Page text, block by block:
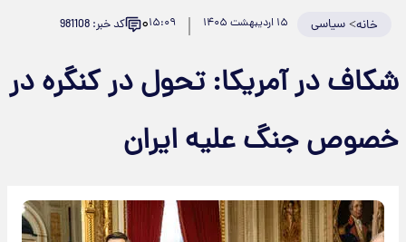
خانه>سیاسی ۱۵:۰۹۰ کد خبر: 981108
در آمریکا: تحول در کنگره در
جنگ علیه ایران